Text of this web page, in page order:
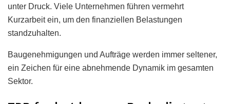
unter Druck. Viele Unternehmen führen vermehrt
Kurzarbeit ein, um den finanziellen Belastungen
standzuhalten.
Baugenehmigungen und Aufträge werden immer seltener,
ein Zeichen für eine abnehmende Dynamik im gesamten
Sektor.